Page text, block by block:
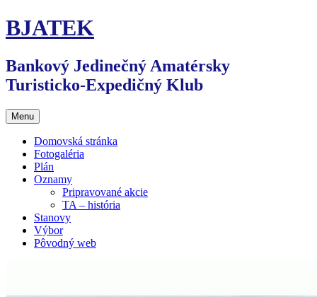
Preskočiť
na
BJATEK
Bankový Jedinečný Amatérsky
Turisticko-Expedičný Klub
Menu
Domovská stránka
Fotogaléria
Plán
Oznamy
Pripravované akcie
TA – história
Stanovy
Výbor
Pôvodný web